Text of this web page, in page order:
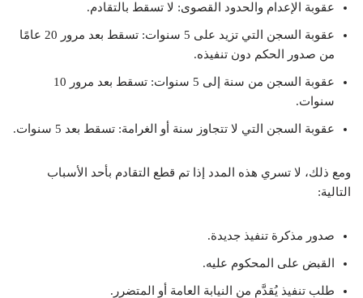
عقوبة الإعدام والحدود القصوى: لا تسقط بالتقادم.
عقوبة السجن التي تزيد على 5 سنوات: تسقط بعد مرور 20 عامًا
من صدور الحكم دون تنفيذه.
عقوبة السجن من سنة إلى 5 سنوات: تسقط بعد مرور 10
سنوات.
عقوبة السجن التي لا تتجاوز سنة أو الغرامة: تسقط بعد 5 سنوات.
ومع ذلك، لا تسري هذه المدد إذا تم قطع التقادم بأحد الأسباب
التالية:
صدور مذكرة تنفيذ جديدة.
القبض على المحكوم عليه.
طلب تنفيذ يُقدَّم من النيابة العامة أو المتضرر.